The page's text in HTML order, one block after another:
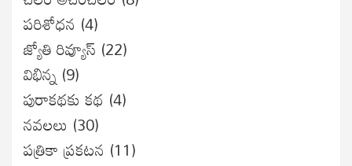
ప‌రిశోధ‌న‌ (4)
జ్యోతి రివ్యూస్ (22)
విభిన్న (9)
పురాకథకు కథ (4)
నవలలు (30)
పత్రికా ప్రకటన (11)